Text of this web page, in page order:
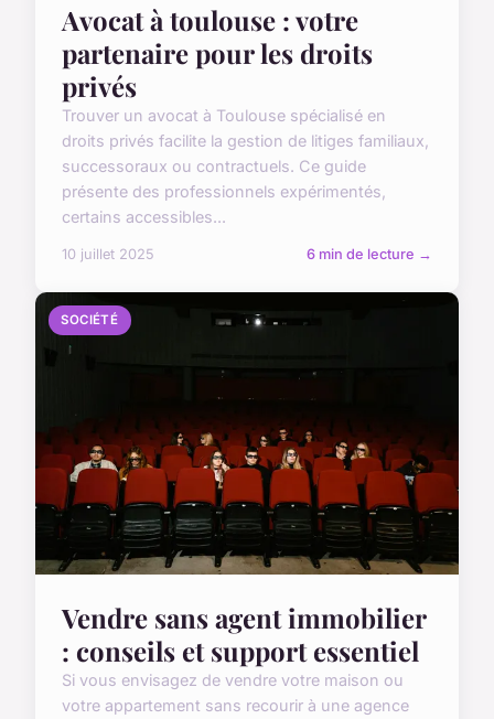
Avocat à toulouse : votre
partenaire pour les droits
privés
Trouver un avocat à Toulouse spécialisé en
droits privés facilite la gestion de litiges familiaux,
successoraux ou contractuels. Ce guide
présente des professionnels expérimentés,
certains accessibles...
10 juillet 2025 6 min de lecture →
SOCIÉTÉ
Vendre sans agent immobilier
: conseils et support essentiel
Si vous envisagez de vendre votre maison ou
votre appartement sans recourir à une agence